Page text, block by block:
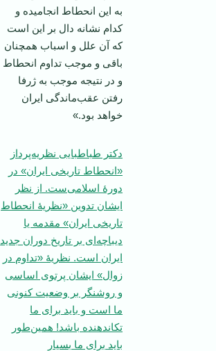
به این انحطاط انجامیده و
کدام نشانه‌ دال بر این است
که آن علل و اسباب همچنان
باقی و موجب تداوم انحطاط
و در نتیجه موجب به ژرفا
رفتن عقب‌ماندگی ایران
خواهد بود.»
دکتر طباطبایی نظریه‌پرداز
«انحطاط تاریخی ایران» در
دورۀ اسلامی‌ست. از نظر
ایشان تدوین «نظریۀ انحطاط
تاریخی ایران» مقدمه یا
دیباچه‌ای بر تاریخ دوران جدید
ایران است. نظریۀ «تداوم در
زوال» ایشان پرتوی اساسی
و روشنگر بر وضعیت کنونی
ما است و باید برای ما
تکاندهنده باشد! همین‌طور
باید برای ما بسیار